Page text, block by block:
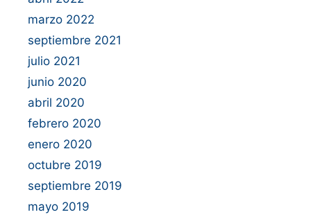
marzo 2022
septiembre 2021
julio 2021
junio 2020
abril 2020
febrero 2020
enero 2020
octubre 2019
septiembre 2019
mayo 2019